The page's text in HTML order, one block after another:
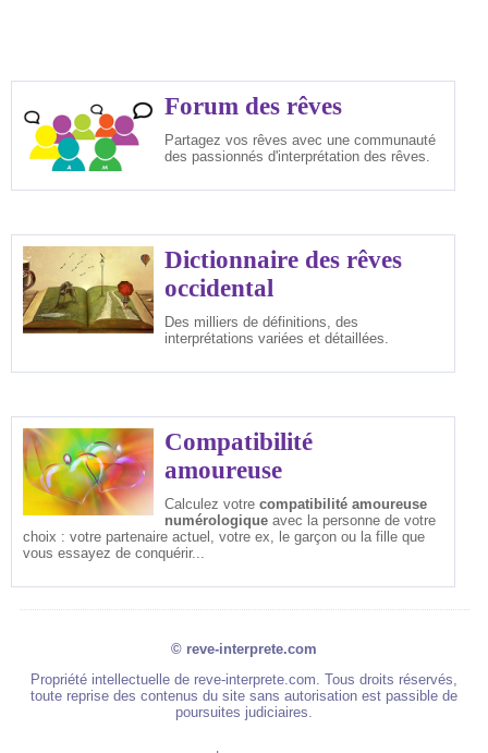
Forum des rêves
Partagez vos rêves avec une communauté
des passionnés d'interprétation des rêves.
Dictionnaire des rêves
occidental
Des milliers de définitions, des
interprétations variées et détaillées.
Compatibilité
amoureuse
Calculez votre compatibilité amoureuse
numérologique avec la personne de votre
choix : votre partenaire actuel, votre ex, le garçon ou la fille que
vous essayez de conquérir...
© reve-interprete.com
Propriété intellectuelle de reve-interprete.com. Tous droits réservés,
toute reprise des contenus du site sans autorisation est passible de
poursuites judiciaires.